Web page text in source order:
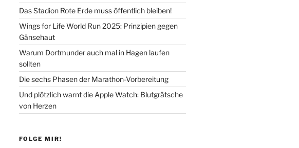
Das Stadion Rote Erde muss öffentlich bleiben!
Wings for Life World Run 2025: Prinzipien gegen
Gänsehaut
Warum Dortmunder auch mal in Hagen laufen
sollten
Die sechs Phasen der Marathon-Vorbereitung
Und plötzlich warnt die Apple Watch: Blutgrätsche
von Herzen
FOLGE MIR!